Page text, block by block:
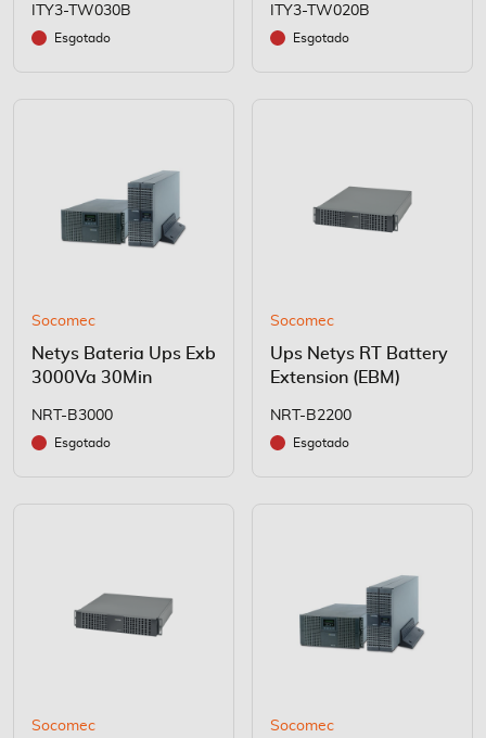
ITY3-TW030B
Esgotado
ITY3-TW020B
Esgotado
Socomec
Netys Bateria Ups Exb
3000Va 30Min
NRT-B3000
Esgotado
Socomec
Ups Netys RT Battery
Extension (EBM)
NRT-B2200
Esgotado
Socomec Socomec